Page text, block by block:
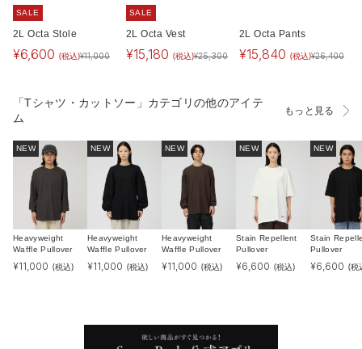
SALE
2L Octa Stole
¥6,600 (税込)¥11,000
SALE
2L Octa Vest
¥15,180 (税込)¥25,300
2L Octa Pants
¥15,840 (税込)¥26,400
「Tシャツ・カットソー」カテゴリの他のアイテ
ム
もっと見る
NEW
Heavyweight
Waffle Pullover
¥11,000 (税込)
NEW
Heavyweight
Waffle Pullover
¥11,000 (税込)
NEW
Heavyweight
Waffle Pullover
¥11,000 (税込)
NEW
Stain Repellent
Pullover
¥6,600 (税込)
NEW
Stain
Pullover
¥6,600 (税